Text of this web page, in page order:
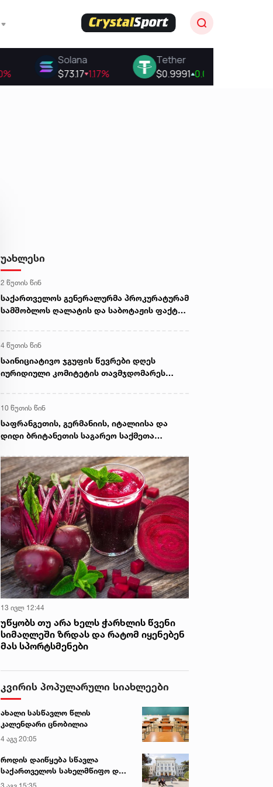
უახლესი
2 წუთის წინ
საქართველოს გენერალურმა პროკურატურამ
სამშობლოს ღალატის და საბოტაჟის ფაქტზე
4 წუთის წინ
საინიციატივო ჯგუფის წევრები დღეს
იურიდიული კომიტეტის თავმჯდომარეს
10 წუთის წინ
საფრანგეთის, გერმანიის, იტალიისა და
დიდი ბრიტანეთის საგარეო საქმეთა
ომთან დაკავშირებით ერთობლივ
განცხადებას ავრცელებენ
13 ივლ 12:44
უწყობს თუ არა ხელს ჭარხლის წვენი
სიმაღლეში ზრდას და რატომ იყენებენ
მას სპორტსმენები
კვირის პოპულარული სიახლეები
ახალი სასწავლო წლის
კალენდარი ცნობილია
4 აგვ 20:05
როდის დაიწყება სწავლა
საქართველოს სახელმწიფო და
კერძო უნივერსიტეტებში